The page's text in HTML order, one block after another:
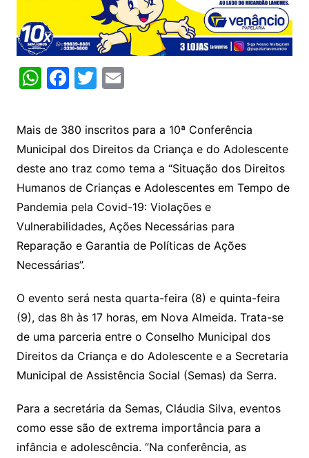
W
at
s
A
p
p
F
c
e
b
o
o
k
T
itt
er
E
ai
l
Mais de 380 inscritos para a 10ª Conferência
Municipal dos Direitos da Criança e do Adolescente
deste ano traz como tema a “Situação dos Direitos
Humanos de Crianças e Adolescentes em Tempo de
Pandemia pela Covid-19: Violações e
Vulnerabilidades, Ações Necessárias para
Reparação e Garantia de Políticas de Ações
Necessárias”.
O evento será nesta quarta-feira (8) e quinta-feira
(9), das 8h às 17 horas, em Nova Almeida. Trata-se
de uma parceria entre o Conselho Municipal dos
Direitos da Criança e do Adolescente e a Secretaria
Municipal de Assistência Social (Semas) da Serra.
Para a secretária da Semas, Cláudia Silva, eventos
como esse são de extrema importância para a
infância e adolescência. “Na conferência, as